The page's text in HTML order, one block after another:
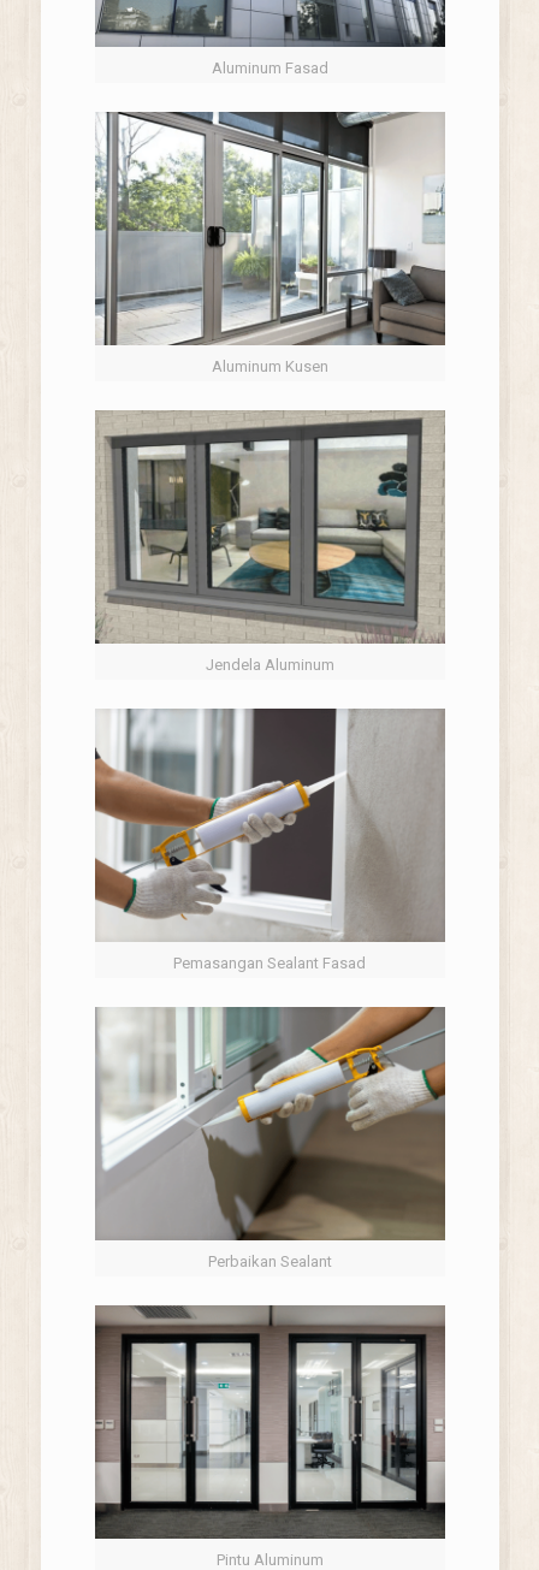
Aluminum Fasad
Aluminum Kusen
Jendela Aluminum
Pemasangan Sealant Fasad
Perbaikan Sealant
Pintu Aluminum